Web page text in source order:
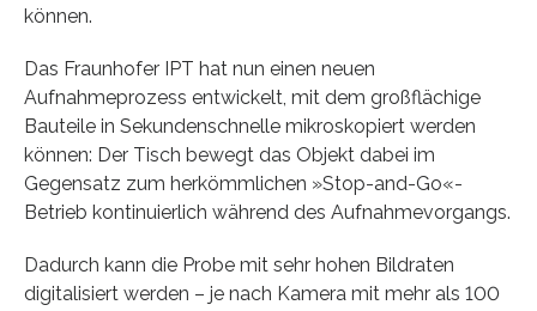
können.
Das Fraunhofer IPT hat nun einen neuen
Aufnahmeprozess entwickelt, mit dem großflächige
Bauteile in Sekundenschnelle mikroskopiert werden
können: Der Tisch bewegt das Objekt dabei im
Gegensatz zum herkömmlichen »Stop-and-Go«-
Betrieb kontinuierlich während des Aufnahmevorgangs.
Dadurch kann die Probe mit sehr hohen Bildraten
digitalisiert werden – je nach Kamera mit mehr als 100